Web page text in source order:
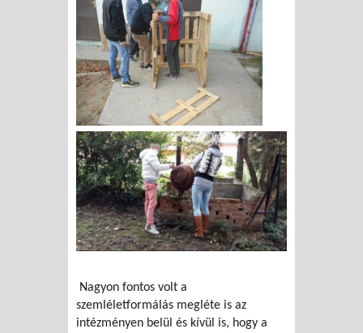
Nagyon fontos volt a
szemléletformálás megléte is az
intézményen belül és kívül is, hogy a